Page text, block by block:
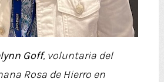
Goff, voluntaria del
Rosa de Hierro en